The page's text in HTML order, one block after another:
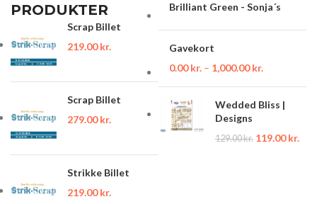
PRODUKTER
Scrap Billet
219.00kr.
Scrap Billet
279.00kr.
Strikke Billet
219.00kr.
Brilliant Green - Sonja´s
Gavekort
0.00kr. – 1,000.00kr.
Wedded Bliss |
Designs
129.00kr. 119.00kr.